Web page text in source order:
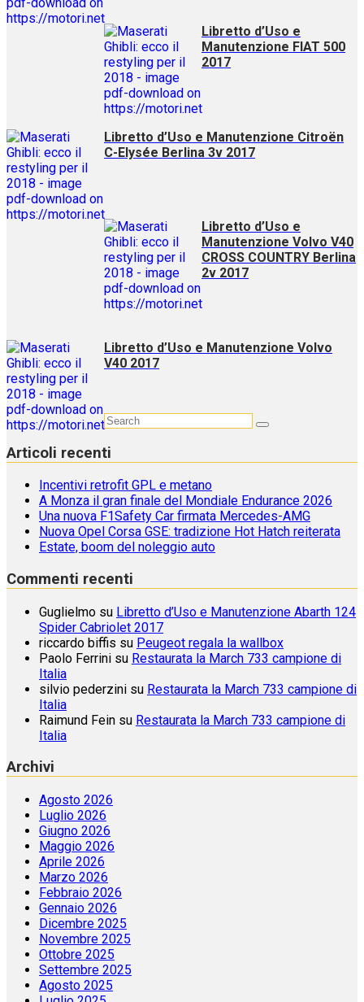
Libretto d’Uso e
Manutenzione FIAT 500
2017
Libretto d’Uso e Manutenzione Citroën
C-Elysée Berlina 3v 2017
Libretto d’Uso e
Manutenzione Volvo V40
CROSS COUNTRY Berlina
2v 2017
Libretto d’Uso e Manutenzione Volvo
V40 2017
Articoli recenti
Incentivi retrofit GPL e metano
A Monza il gran finale del Mondiale Endurance 2026
Una nuova F1Safety Car firmata Mercedes-AMG
Nuova Opel Corsa GSE: tradizione Hot Hatch reiterata
Estate, boom del noleggio auto
Commenti recenti
Guglielmo su Libretto d’Uso e Manutenzione Abarth 124
Spider Cabriolet 2017
riccardo biffis su Peugeot regala la wallbox
Paolo Ferrini su Restaurata la March 733 campione di
Italia
silvio pederzini su Restaurata la March 733 campione di
Italia
Raimund Fein su Restaurata la March 733 campione di
Italia
Archivi
Agosto 2026
Luglio 2026
Giugno 2026
Maggio 2026
Aprile 2026
Marzo 2026
Febbraio 2026
Gennaio 2026
Dicembre 2025
Novembre 2025
Ottobre 2025
Settembre 2025
Agosto 2025